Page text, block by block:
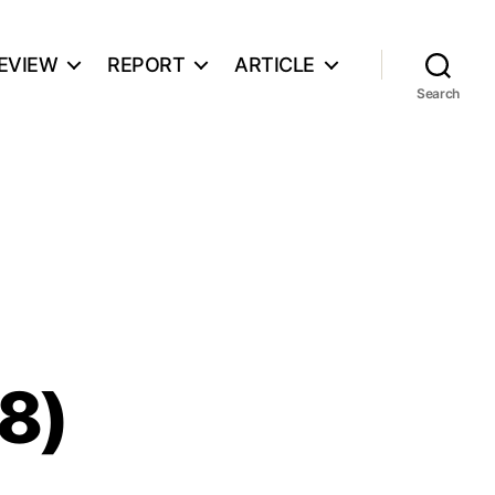
REPORT ARTICLE
Search